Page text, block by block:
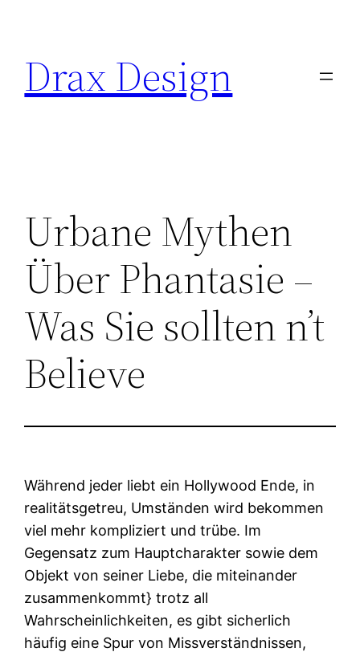
contenido
Drax Design
Urbane Mythen
Über Phantasie –
Was Sie sollten n’t
Believe
Während jeder liebt ein Hollywood Ende, in
realitätsgetreu, Umständen wird bekommen
viel mehr kompliziert und trübe. Im
Gegensatz zum Hauptcharakter sowie dem
Objekt von seiner Liebe, die miteinander
zusammenkommt} trotz all
Wahrscheinlichkeiten, es gibt sicherlich
häufig eine Spur von Missverständnissen,